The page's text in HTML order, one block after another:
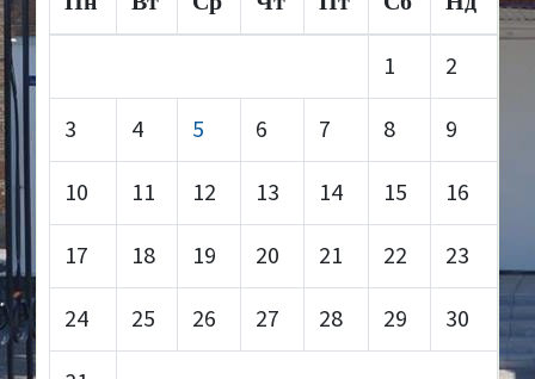
1 2
3 4 5 6 7 8 9
10 11 12 13 14 15 16
17 18 19 20 21 22 23
24 25 26 27 28 29 30